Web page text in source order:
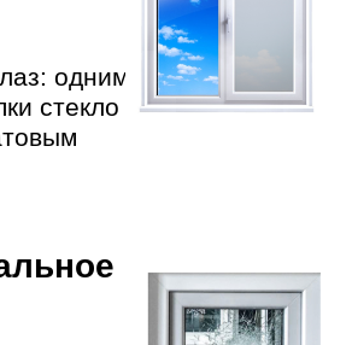
НА
задачи и
изготовления